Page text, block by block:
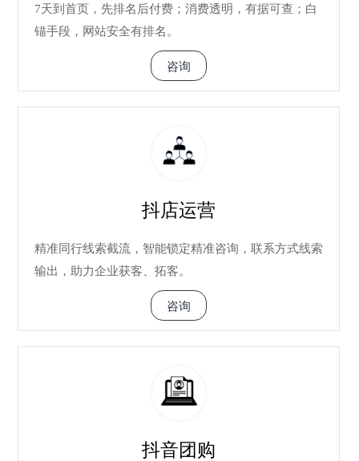
7天到首页，先排名后付费；消费透明，有据可查；白
锚手段，网站安全有排名。
咨询
抖店运营
精准同行线索截流，智能锁定精准咨询，联系方式线索
输出，助力企业获客、拓客。
咨询
抖音团购